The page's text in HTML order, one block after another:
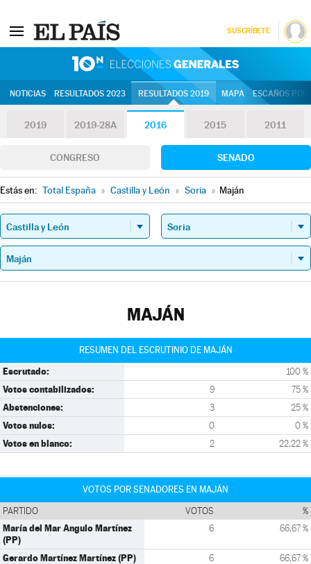
SUSCRÍBETE
NOTICIAS RESULTADOS 2023 RESULTADOS 2019 MAPA ESCAÑOS
2019 2019-28A 2016 2015 2011
CONGRESO SENADO
Estás en: Total España » Castilla y León » Soria » Maján
MAJÁN
RESUMEN DEL ESCRUTINIO DE MAJÁN
Escrutado: 100 %
Votos contabilizados: 9 75 %
Abstenciones: 3 25 %
Votos nulos: 0 0 %
Votos en blanco: 2 22,22 %
VOTOS POR SENADORES EN MAJÁN
PARTIDO VOTOS %
María del Mar Angulo Martínez
(PP)
6 66,67 %
Gerardo Martínez Martínez (PP) 6 66,67 %